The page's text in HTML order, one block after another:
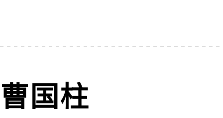
曹国柱